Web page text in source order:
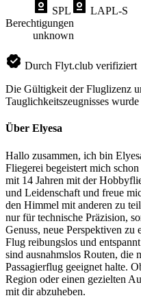
SPL
LAPL-S
Berechtigungen
unknown
Durch Flyt.club verifiziert
Die Gültigkeit der Fluglizenz
Tauglichkeitszeugnisses
Über Elyesa
Hallo zusammen, ich bin
Fliegerei begeistert mich
mit 14 Jahren mit der
und Leidenschaft und freue
den Himmel mit anderen zu
nur für technische Präzision,
Genuss, neue Perspektiven zu
Flug reibungslos und
sind ausnahmslos Routen, die
Passagierflug geeignet halte.
Region oder einen gezielten
mit dir abzuheben.